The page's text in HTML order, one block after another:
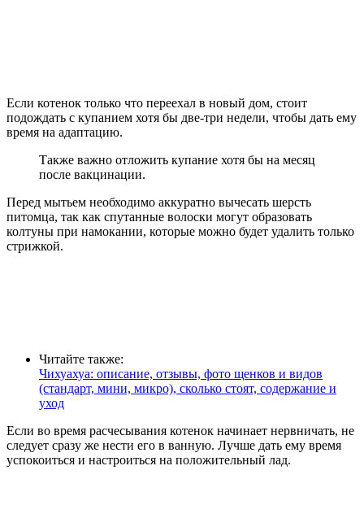
Если котенок только что переехал в новый дом, стоит
подождать с купанием хотя бы две-три недели, чтобы дать ему
время на адаптацию.
Также важно отложить купание хотя бы на месяц
после вакцинации.
Перед мытьем необходимо аккуратно вычесать шерсть
питомца, так как спутанные волоски могут образовать
колтуны при намокании, которые можно будет удалить только
стрижкой.
Читайте также:
Чихуахуа: описание, отзывы, фото щенков и видов
(стандарт, мини, микро), сколько стоят, содержание и
уход
Если во время расчесывания котенок начинает нервничать, не
следует сразу же нести его в ванную. Лучше дать ему время
успокоиться и настроиться на положительный лад.